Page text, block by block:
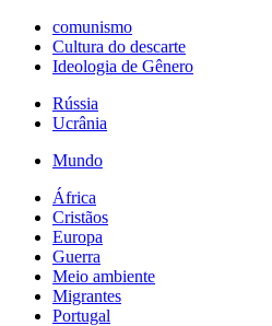
comunismo
Cultura do descarte
Ideologia de Gênero
Rússia
Ucrânia
Mundo
África
Cristãos
Europa
Guerra
Meio ambiente
Migrantes
Portugal